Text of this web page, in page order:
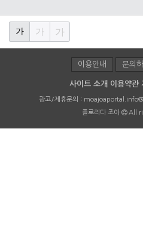
가 가 가
이용안내 문의하
사이트 소개 이용약관
광고/제휴문의 :
플로리다 조아
All